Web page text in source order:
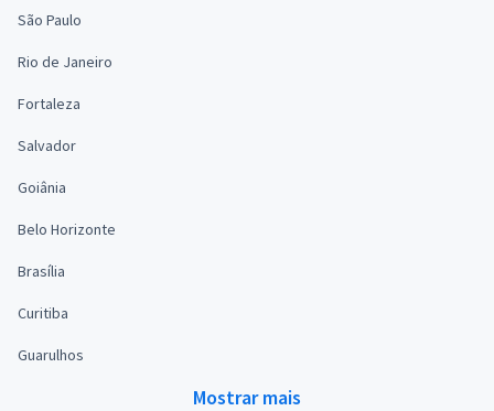
São Paulo
Rio de Janeiro
Fortaleza
Salvador
Goiânia
Belo Horizonte
Brasília
Curitiba
Guarulhos
Mostrar mais